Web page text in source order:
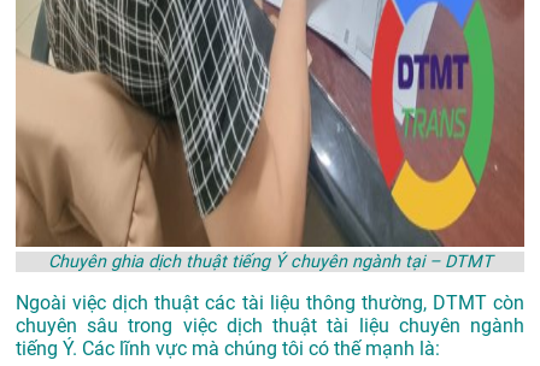
Chuyên ghia dịch thuật tiếng Ý chuyên ngành tại – DTMT
Ngoài việc dịch thuật các tài liệu thông thường, DTMT còn
chuyên sâu trong việc dịch thuật tài liệu chuyên ngành
tiếng Ý. Các lĩnh vực mà chúng tôi có thế mạnh là: